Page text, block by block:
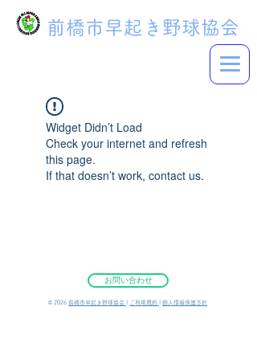
前橋市早起き野球協会
Widget Didn’t Load
Check your internet and refresh
this page.
If that doesn’t work, contact us.
お問い合わせ
©︎ 2026 前橋市早起き野球協会 ご利用規約 個人情報保護方針